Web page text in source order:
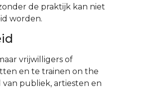
de praktijk kan niet
worden.
vrijwilligers of
en te trainen on the
van publiek, artiesten en